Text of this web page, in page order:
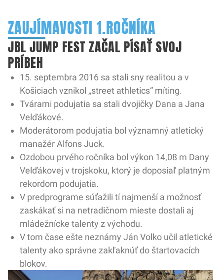
ZAUJÍMAVOSTI 1.ROČNÍKA
JBL JUMP FEST ZAČAL PÍSAŤ SVOJ
PRÍBEH
15. septembra 2016 sa stali sny realitou a v
Košiciach vznikol „street athletics“ míting.
Tvárami podujatia sa stali dvojičky Dana a Jana
Velďákové.
Moderátorom podujatia bol významný atletický
manažér Alfons Juck.
Ozdobou prvého ročníka bol výkon 14,08 m Dany
Velďákovej v trojskoku, ktorý je doposiaľ platným
rekordom podujatia.
V predprograme súťažili tí najmenší a možnosť
zaskákať si na netradičnom mieste dostali aj
mládežnícke talenty z východu.
V tom čase ešte neznámy Ján Volko učil atletické
talenty ako správne zakľaknúť do štartovacích
blokov.